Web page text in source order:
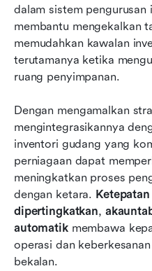
dalam sistem pengurusan
membantu mengekalkan
memudahkan kawalan
terutamanya ketika
ruang penyimpanan.
Dengan mengamalkan
mengintegrasikannya
inventori gudang yang
perniagaan dapat
meningkatkan proses
dengan ketara.
dipertingkatkan,
automatik membawa
operasi dan
bekalan.